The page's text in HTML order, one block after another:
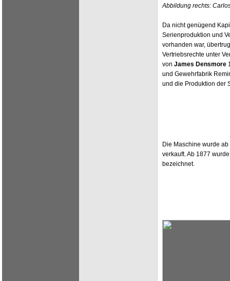
Abbildung rechts:
Da nicht genügend
Serienproduktion und
vorhanden war,
Vertriebsrechte unter
von James Densmore
und Gewehrfabrik
und die Produktion der
Die Maschine wurde
verkauft. Ab 1877
bezeichnet.